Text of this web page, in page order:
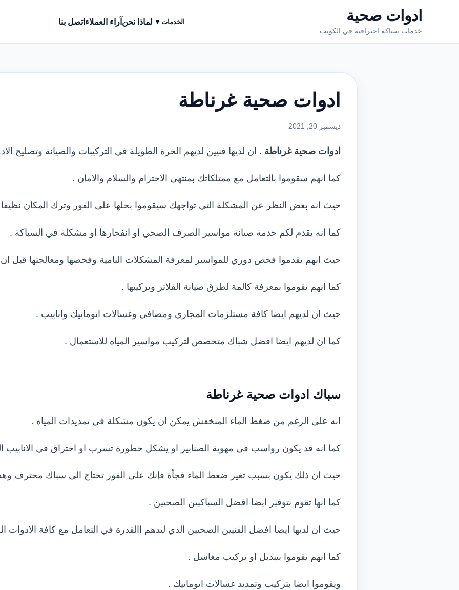
ادوات صحية
خدمات سباكة احترافية في الكويت
الخدمات ▾ لماذا نحن آراء العملاء اتصل بنا
ادوات صحية غرناطة
ديسمبر 20, 2021
ادوات صحية غرناطة . ان لديها فنيين لديهم الخرة الطويلة في التركيبات والصيانة وتصليح
كما انهم سقوموا بالتعامل مع ممتلكاتك بمنتهى الاحترام والسلام والامان .
حيث انه بغض النظر عن المشكلة التي تواجهك سيقوموا بحلها على الفور وترك المكان نظيفا
كما انه يقدم لكم خدمة صيانة مواسير الصرف الصحي او انفجارها او مشكلة في السباكة .
حيث انهم يقدموا فحص دوري للمواسير لمعرفة المشكلات النامية وفحصها ومعالجتها قبل ان
كما انهم يقوموا بمعرفة كالمة لطرق صيانة الفلاتر وتركيبها .
حيث ان لديهم ايضا كافة مستلزمات المجاري ومصافي وغسالات اتوماتيك وانابيب .
كما ان لديهم ايضا افضل شباك متخصص لتركيب مواسير المياه للاستعمال .
سباك ادوات صحية غرناطة
انه على الرغم من ضغط الماء المنخفش يمكن ان يكون مشكلة في تمديدات المياه .
كما انه قد يكون رواسب في مهوية الصنابير او يشكل خطورة تسرب او اختراق في الانابيب
حيث ان ذلك يكون بسبب تغير ضغط الماء فجأة فإنك على الفور تحتاج الى سباك محترف
كما انها تقوم بتوفير ايضا افضل السباكيين الصحيين .
حيث ان لديها ايضا افضل الفنيين الصحيين الذي ليدهم االقدرة في التعامل مع كافة الادوات
كما انهم يقوموا بتبديل او تركيب مغاسل .
ويقوموا ايضا بتركيب وتمديد غسالات اتوماتيك .